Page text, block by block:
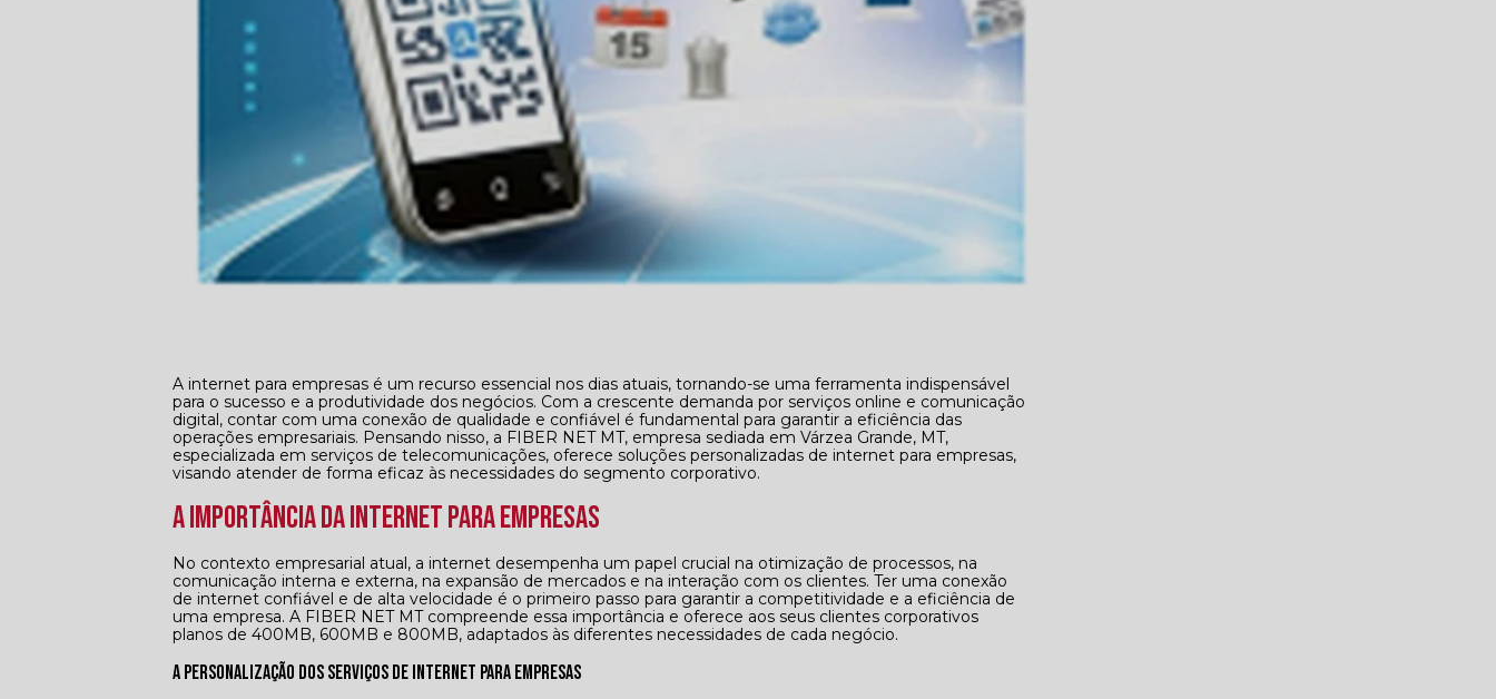
A internet para empresas é um recurso essencial nos dias atuais, tornando-se uma ferramenta indispensável
para o sucesso e a produtividade dos negócios. Com a crescente demanda por serviços online e comunicação
digital, contar com uma conexão de qualidade e confiável é fundamental para garantir a eficiência das
operações empresariais. Pensando nisso, a FIBER NET MT, empresa sediada em Várzea Grande, MT,
especializada em serviços de telecomunicações, oferece soluções personalizadas de internet para empresas,
visando atender de forma eficaz às necessidades do segmento corporativo.
A Importância da Internet para Empresas
No contexto empresarial atual, a internet desempenha um papel crucial na otimização de processos, na
comunicação interna e externa, na expansão de mercados e na interação com os clientes. Ter uma conexão
de internet confiável e de alta velocidade é o primeiro passo para garantir a competitividade e a eficiência de
uma empresa. A FIBER NET MT compreende essa importância e oferece aos seus clientes corporativos
planos de 400MB, 600MB e 800MB, adaptados às diferentes necessidades de cada negócio.
A Personalização dos Serviços de Internet para Empresas